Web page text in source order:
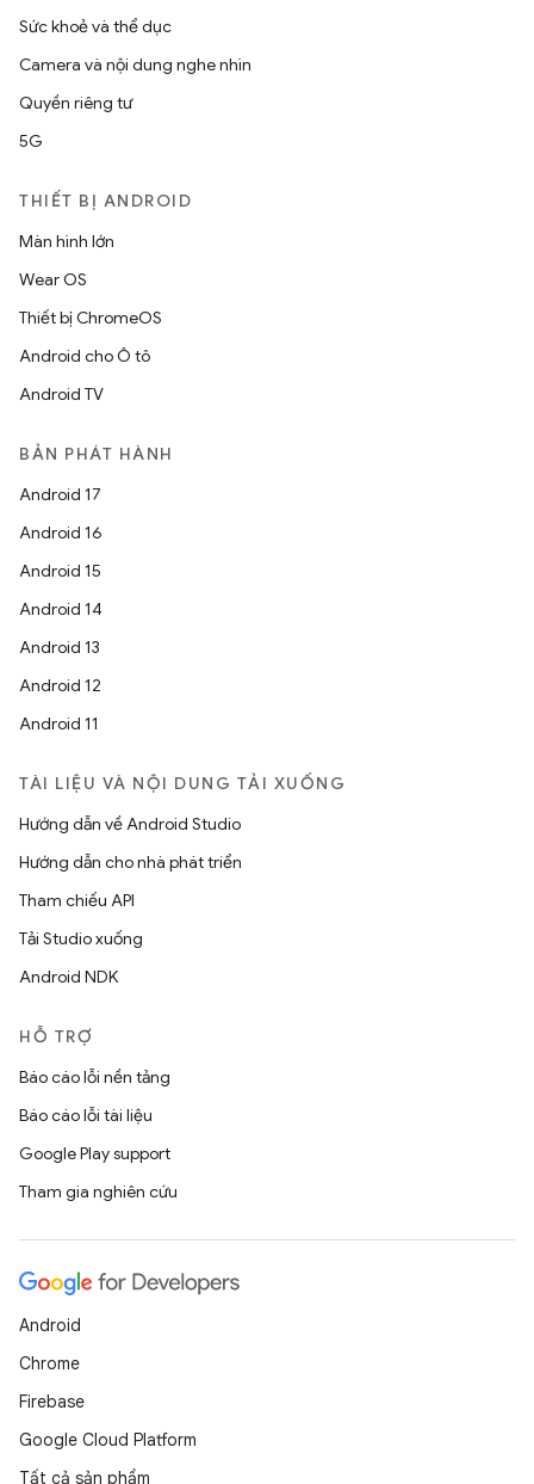
Sức khoẻ và thể dục
Camera và nội dung nghe nhìn
Quyền riêng tư
5G
THIẾT BỊ ANDROID
Màn hình lớn
Wear OS
Thiết bị ChromeOS
Android cho Ô tô
Android TV
BẢN PHÁT HÀNH
Android 17
Android 16
Android 15
Android 14
Android 13
Android 12
Android 11
TÀI LIỆU VÀ NỘI DUNG TẢI XUỐNG
Hướng dẫn về Android Studio
Hướng dẫn cho nhà phát triển
Tham chiếu API
Tải Studio xuống
Android NDK
HỖ TRỢ
Báo cáo lỗi nền tảng
Báo cáo lỗi tài liệu
Google Play support
Tham gia nghiên cứu
Android
Chrome
Firebase
Google Cloud Platform
Tất cả sản phẩm